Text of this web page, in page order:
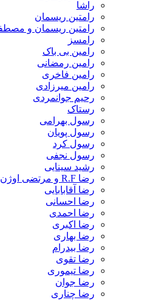
رامتین ریسمان
رامتین ریسمان و مصطفی باقری
رامسز
رامین بی باک
رامین رمضانی
رامین فاخری
رامین میرزادی
رحیم جوانمردی
رستاک
رسول بهرامی
رسول پویان
رسول کرد
رسول نجفی
رشید سینایی
رضا آقابابایی
رضا احسانی
رضا احمدی
رضا اکبری
رضا بهاری
رضا بیدرام
رضا تقوی
رضا تیموری
رضا جوان
رضا چناری